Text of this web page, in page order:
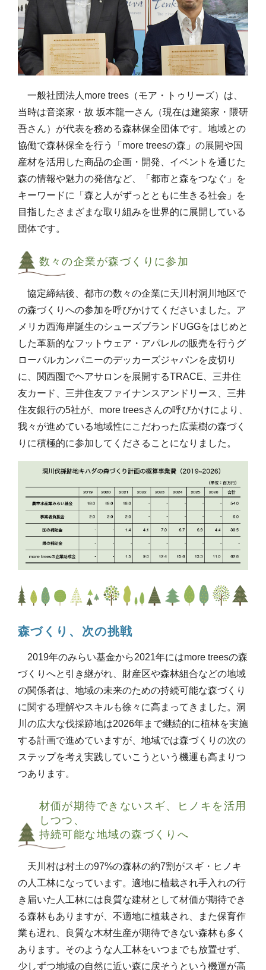
一般社団法人more trees（モア・トゥリーズ）は、
当時は音楽家・故 坂本龍一さん（現在は建築家・隈研
吾さん）が代表を務める森林保全団体です。地域との
協働で森林保全を行う「more treesの森」の展開や国
産材を活用した商品の企画・開発、イベントを通じた
森の情報や魅力の発信など、「都市と森をつなぐ」を
キーワードに「森と人がずっとともに生きる社会」を
目指したさまざまな取り組みを世界的に展開している
団体です。
数々の企業が森づくりに参加
協定締結後、都市の数々の企業に天川村洞川地区で
の森づくりへの参加を呼びかけてくださいました。ア
メリカ西海岸誕生のシューズブランドUGGをはじめと
した革新的なフットウェア・アパレルの販売を行うグ
ローバルカンパニーのデッカーズジャパンを皮切り
に、関西圏でヘアサロンを展開するTRACE、三井住
友カード、三井住友ファイナンスアンドリース、三井
住友銀行の5社が、more treesさんの呼びかけにより、
我々が進めている地域性にこだわった広葉樹の森づく
りに積極的に参加してくださることになりました。
森づくり、次の挑戦
2019年のみらい基金から2021年にはmore treesの森
づくりへと引き継がれ、財産区や森林組合などの地域
の関係者は、地域の未来のための持続可能な森づくり
に関する理解やスキルも徐々に高まってきました。洞
川の広大な伐採跡地は2026年まで継続的に植林を実施
する計画で進めていますが、地域では森づくりの次の
ステップを考え実践していこうという機運も高まりつ
つあります。
材価が期待できないスギ、ヒノキを活用
しつつ、
持続可能な地域の森づくりへ
天川村は村土の97%の森林の約7割がスギ・ヒノキ
の人工林になっています。適地に植栽され手入れの行
き届いた人工林には良質な建材として材価が期待でき
る森林もありますが、不適地に植栽され、また保育作
業も遅れ、良質な木材生産が期待できない森林も多く
あります。そのような人工林をいつまでも放置せず、
少しずつ地域の自然に近い森に戻そうという機運が高